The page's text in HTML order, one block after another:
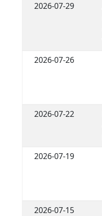
2026-07-29
2026-07-26
2026-07-22
2026-07-19
2026-07-15